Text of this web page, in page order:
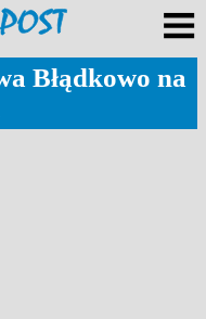
Błądkowo na